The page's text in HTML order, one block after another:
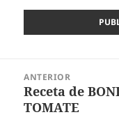
entradas
ANTERIOR
Entrada
anterior:
Receta de
TOMATE